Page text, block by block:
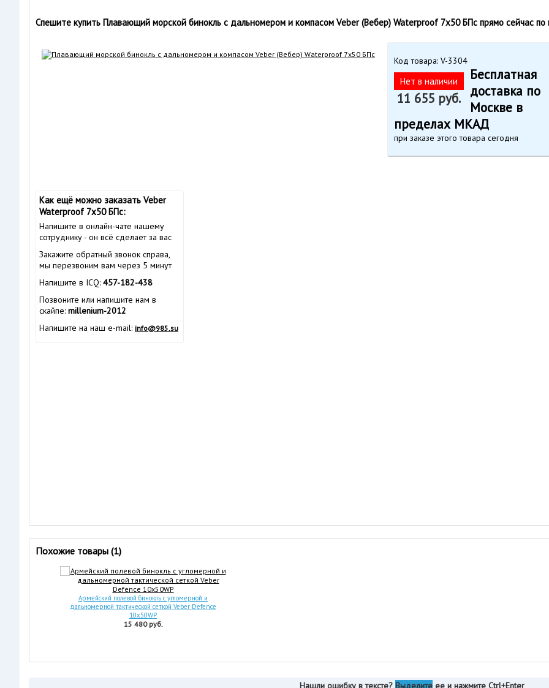
Спешите купить Плавающий морской бинокль с дальномером и компасом Veber (Вебер) Waterproof 7x50 БПс прямо сейчас по
Код товара: V-3304
Нет в наличии
11 655 руб.
Бесплатная
доставка по
Москве в
пределах МКАД
при заказе этого товара сегодня
Как ещё можно заказать Veber
Waterproof 7x50 БПс:
Напишите в онлайн-чате нашему
сотруднику - он всё сделает за вас
Закажите обратный звонок справа,
мы перезвоним вам через 5 минут
Напишите в ICQ: 457-182-438
Позвоните или напишите нам в
скайпе: millenium-2012
Напишите на наш e-mail: info@985.su
Похожие товары (1)
Армейский полевой бинокль с угломерной и
дальномерной тактической сеткой Veber Defence
10x50WP
15 480 руб.
Нашли ошибку в тексте? Выделитеее и нажмите Ctrl+Enter